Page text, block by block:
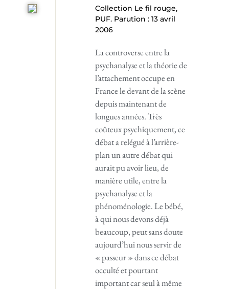
Collection Le fil rouge,
PUF. Parution : 13 avril
2006
La controverse entre la
psychanalyse et la théorie de
l’attachement occupe en
France le devant de la scène
depuis maintenant de
longues années. Très
coûteux psychiquement, ce
débat a relégué à l’arrière-
plan un autre débat qui
aurait pu avoir lieu, de
manière utile, entre la
psychanalyse et la
phénoménologie. Le bébé,
à qui nous devons déjà
beaucoup, peut sans doute
aujourd’hui nous servir de
« passeur » dans ce débat
occulté et pourtant
important car seul à même